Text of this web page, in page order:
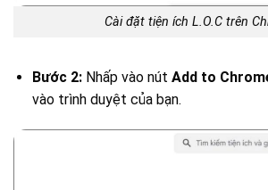
Cài đặt tiện ích L.O.C trên
Bước 2:Nhấp vào nút Add to
vào trình duyệt của bạn.